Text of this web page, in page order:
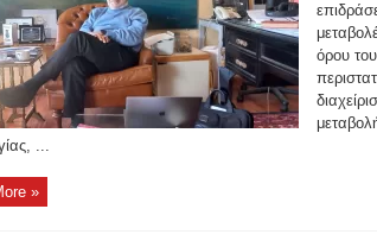
όρου
...
»